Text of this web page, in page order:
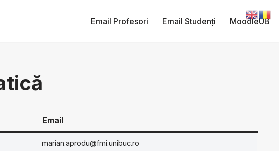
Email Profesori Email Studenți MoodleUB
Email
marian.aprodu@fmi.unibuc.ro